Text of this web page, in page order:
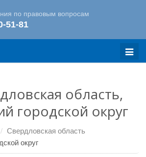
Меню
область,
городской округ
Свердловская область
округ